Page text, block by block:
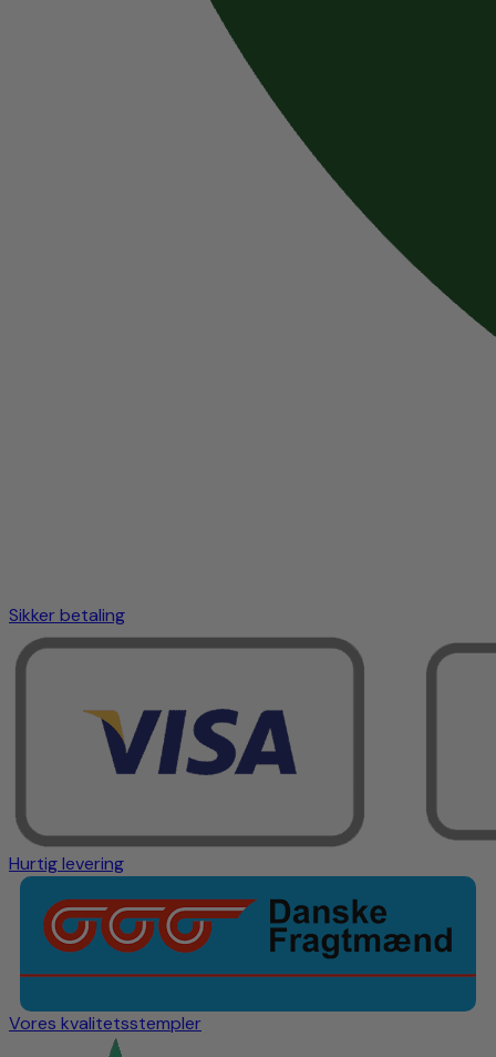
Sikker betaling
Hurtig levering
Vores kvalitetsstempler